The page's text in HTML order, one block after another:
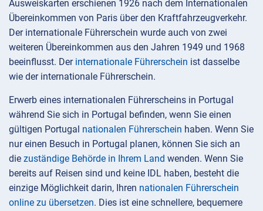
Ausweiskarten erschienen 1926 nach dem Internationalen
Übereinkommen von Paris über den Kraftfahrzeugverkehr.
Der internationale Führerschein wurde auch von zwei
weiteren Übereinkommen aus den Jahren 1949 und 1968
beeinflusst. Der internationale Führerschein ist dasselbe
wie der internationale Führerschein.
Erwerb eines internationalen Führerscheins in Portugal
während Sie sich in Portugal befinden, wenn Sie einen
gültigen Portugal nationalen Führerschein haben. Wenn Sie
nur einen Besuch in Portugal planen, können Sie sich an
die zuständige Behörde in Ihrem Land wenden. Wenn Sie
bereits auf Reisen sind und keine IDL haben, besteht die
einzige Möglichkeit darin, Ihren nationalen Führerschein
online zu übersetzen. Dies ist eine schnellere, bequemere